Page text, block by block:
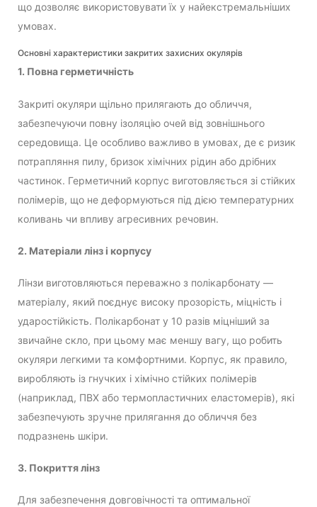
що дозволяє використовувати їх у найекстремальніших
умовах.
Основні характеристики закритих захисних окулярів
1. Повна герметичність
Закриті окуляри щільно прилягають до обличчя,
забезпечуючи повну ізоляцію очей від зовнішнього
середовища. Це особливо важливо в умовах, де є ризик
потрапляння пилу, бризок хімічних рідин або дрібних
частинок. Герметичний корпус виготовляється зі стійких
полімерів, що не деформуються під дією температурних
коливань чи впливу агресивних речовин.
2. Матеріали лінз і корпусу
Лінзи виготовляються переважно з полікарбонату —
матеріалу, який поєднує високу прозорість, міцність і
ударостійкість. Полікарбонат у 10 разів міцніший за
звичайне скло, при цьому має меншу вагу, що робить
окуляри легкими та комфортними. Корпус, як правило,
виробляють із гнучких і хімічно стійких полімерів
(наприклад, ПВХ або термопластичних еластомерів), які
забезпечують зручне прилягання до обличчя без
подразнень шкіри.
3. Покриття лінз
Для забезпечення довговічності та оптимальної